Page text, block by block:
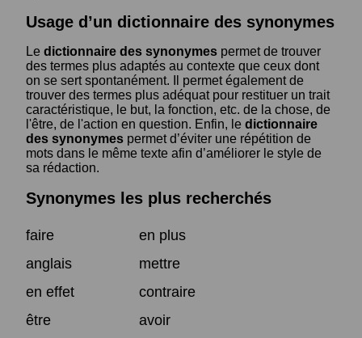
Usage d’un dictionnaire des synonymes
Le dictionnaire des synonymes permet de trouver
des termes plus adaptés au contexte que ceux dont
on se sert spontanément. Il permet également de
trouver des termes plus adéquat pour restituer un trait
caractéristique, le but, la fonction, etc. de la chose, de
l'être, de l'action en question. Enfin, le dictionnaire
des synonymes permet d’éviter une répétition de
mots dans le même texte afin d’améliorer le style de
sa rédaction.
Synonymes les plus recherchés
faire
en plus
anglais
mettre
en effet
contraire
être
avoir